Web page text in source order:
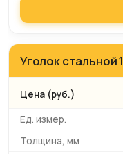
Уголок стальной